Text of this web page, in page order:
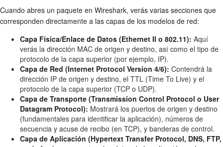
Cuando abres un paquete en Wireshark, verás varias secciones que
corresponden directamente a las capas de los modelos de red:
Capa Física/Enlace de Datos (Ethernet II o 802.11): Aquí
verás la dirección MAC de origen y destino, así como el tipo de
protocolo de la capa superior (por ejemplo, IP).
Capa de Red (Internet Protocol Version 4/6): Contendrá la
dirección IP de origen y destino, el TTL (Time To Live) y el
protocolo de la capa superior (TCP o UDP).
Capa de Transporte (Transmission Control Protocol o User
Datagram Protocol): Mostrará los puertos de origen y destino
(fundamentales para identificar la aplicación), números de
secuencia y acuse de recibo (en TCP), y banderas de control.
Capa de Aplicación (Hypertext Transfer Protocol, DNS, FTP,